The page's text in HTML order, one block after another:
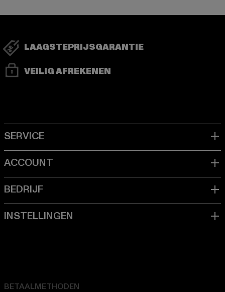
LAAGSTEPRIJSGARANTIE
VEILIG AFREKENEN
BETAALMETHODEN